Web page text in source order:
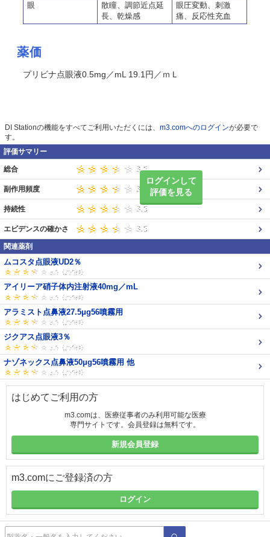
眼
散瞳、調節近点延
長、乾燥感
眼圧変動、刺激
痛、反応性充血
薬価
プリビナ点眼液0.5mg／mL 19.1円／ｍＬ
DI Stationの機能をすべてご利用いただくには、 m3.comへのログインが必要で
す。
評価サマリー
ログインして
評価を見る
総合
副作用頻度
持続性
エビデンスの確かさ
関連薬剤
ムコスタ点眼液UD2％
アイリーア硝子体内注射液40mg／mL
アラミスト点鼻液27.5μg56噴霧用
ジクアス点眼液3％
ナゾネックス点鼻液50μg56噴霧用 他
はじめてご利用の方
m3.comは、医療従事者のみ利用可能な医療
専門サイトです。会員登録は無料です。
新規会員登録
m3.comにご登録済の方
ログイン